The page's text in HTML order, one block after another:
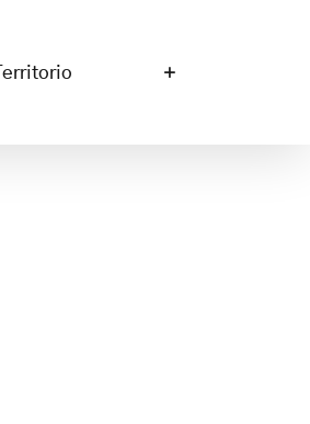
Territorio